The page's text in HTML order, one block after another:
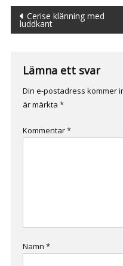
Cerise klänning med
luddkant
Lämna ett svar
Din e-postadress kommer
är märkta *
Kommentar*
Namn *